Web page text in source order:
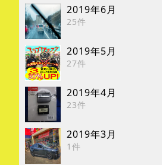
2019年6月
25件
2019年5月
27件
2019年4月
23件
2019年3月
1件